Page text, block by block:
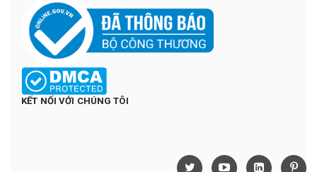
KẾT NỐI VỚI CHÚNG TÔI